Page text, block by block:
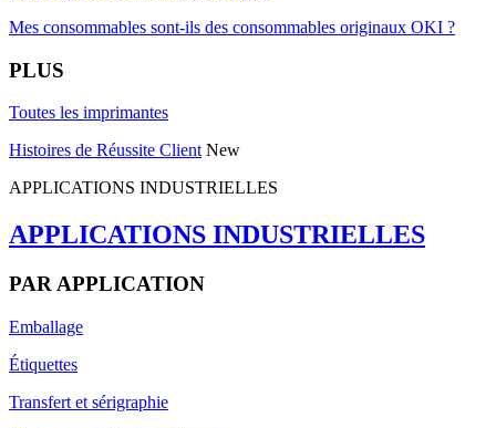
Mes consommables sont-ils des consommables originaux OKI ?
PLUS
Toutes les imprimantes
Histoires de Réussite Client New
APPLICATIONS INDUSTRIELLES
APPLICATIONS INDUSTRIELLES
PAR APPLICATION
Emballage
Étiquettes
Transfert et sérigraphie